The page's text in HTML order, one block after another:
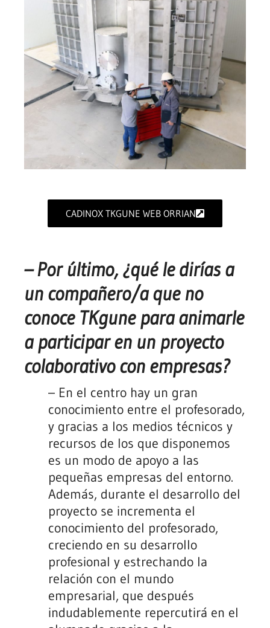
CADINOX TKGUNE WEB ORRIAN
– Por último,¿qué le dirías a
un compañero/a que no
conoce TKgune para animarle
a participar en un proyecto
colaborativo con empresas?
– En el centro hay un gran
conocimiento entre el profesorado,
y gracias a los medios técnicos y
recursos de los que disponemos
es un modo de apoyo a las
pequeñas empresas del entorno.
Además, durante el desarrollo del
proyecto se incrementa el
conocimiento del profesorado,
creciendo en su desarrollo
profesional y estrechando la
relación con el mundo
empresarial, que después
indudablemente repercutirá en el